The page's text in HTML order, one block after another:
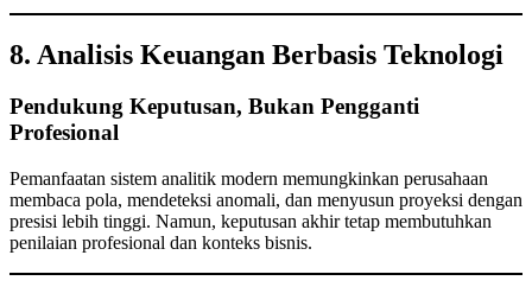
8. Analisis Keuangan Berbasis Teknologi
Pendukung Keputusan, Bukan Pengganti
Profesional
Pemanfaatan sistem analitik modern memungkinkan perusahaan
membaca pola, mendeteksi anomali, dan menyusun proyeksi dengan
presisi lebih tinggi. Namun, keputusan akhir tetap membutuhkan
penilaian profesional dan konteks bisnis.